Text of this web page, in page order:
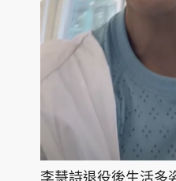
李慧詩退役後生活多